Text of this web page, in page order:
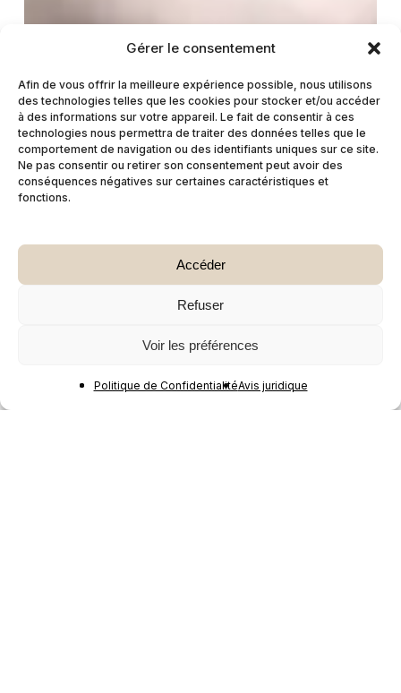
Gérer le consentement
Afin de vous offrir la meilleure expérience possible, nous utilisons
des technologies telles que les cookies pour stocker et/ou accéder
à des informations sur votre appareil. Le fait de consentir à ces
technologies nous permettra de traiter des données telles que le
comportement de navigation ou des identifiants uniques sur ce site.
Ne pas consentir ou retirer son consentement peut avoir des
conséquences négatives sur certaines caractéristiques et
fonctions.
Accéder
Refuser
Voir les préférences
Politique de ConfidentialitéAvis juridique